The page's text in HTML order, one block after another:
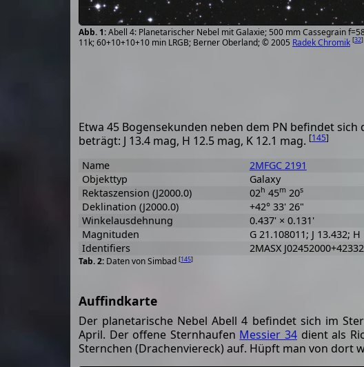
Abell 4: Planetarischer Nebel mit Galaxie; 500 mm Cassegrain
11k; 60+10+10+10 min LRGB; Berner Oberland; © 2005 Radek Chromik [32]
Etwa 45 Bogensekunden neben dem PN befindet sich
beträgt: J 13.4 mag, H 12.5 mag, K 12.1 mag. [145]
Daten von Simbad [145]
Name
2MFGC 2191
Objekttyp
Galaxy
Rektaszension (J2000.0)
02h 45m20s
Deklination (J2000.0)
+42° 33' 26"
Winkelausdehnung
0.437' × 0.131'
Magnituden
G 21.108011; J 13.432;
Identifiers
2MASX
Auffindkarte
Der planetarische Nebel Abell 4 befindet sich im
April. Der offene Sternhaufen Messier 34dient als
Sternchen (Drachenviereck) auf. Hüpft man von dort